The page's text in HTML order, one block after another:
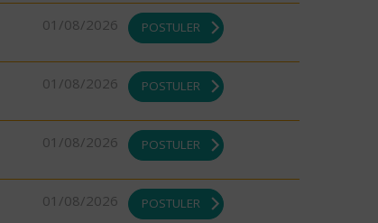
01/08/2026 POSTULER
01/08/2026 POSTULER
01/08/2026 POSTULER
01/08/2026 POSTULER